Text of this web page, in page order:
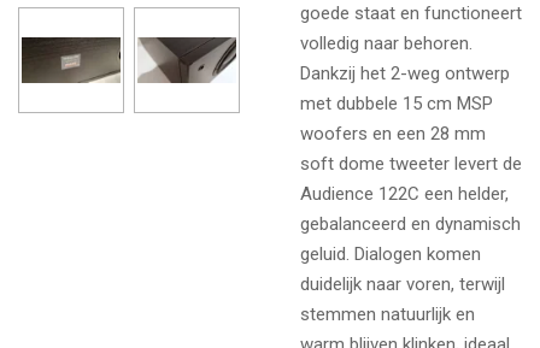
goede staat en functioneert
volledig naar behoren.
Dankzij het 2-weg ontwerp
met dubbele 15 cm MSP
woofers en een 28 mm
soft dome tweeter levert de
Audience 122C een helder,
gebalanceerd en dynamisch
geluid. Dialogen komen
duidelijk naar voren, terwijl
stemmen natuurlijk en